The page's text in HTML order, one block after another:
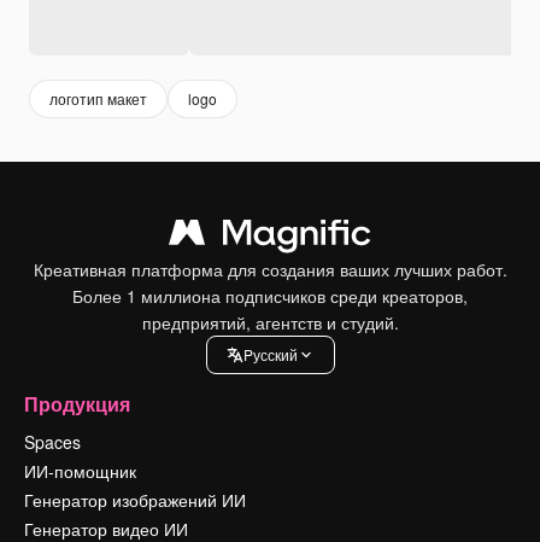
логотип макет logo
Креативная платформа для создания ваших лучших работ.
Более 1 миллиона подписчиков среди креаторов,
предприятий, агентств и студий.
Pусский
Продукция
Spaces
ИИ-помощник
Генератор изображений ИИ
Генератор видео ИИ